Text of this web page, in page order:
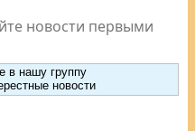
новости первыми
в нашу группу
новости